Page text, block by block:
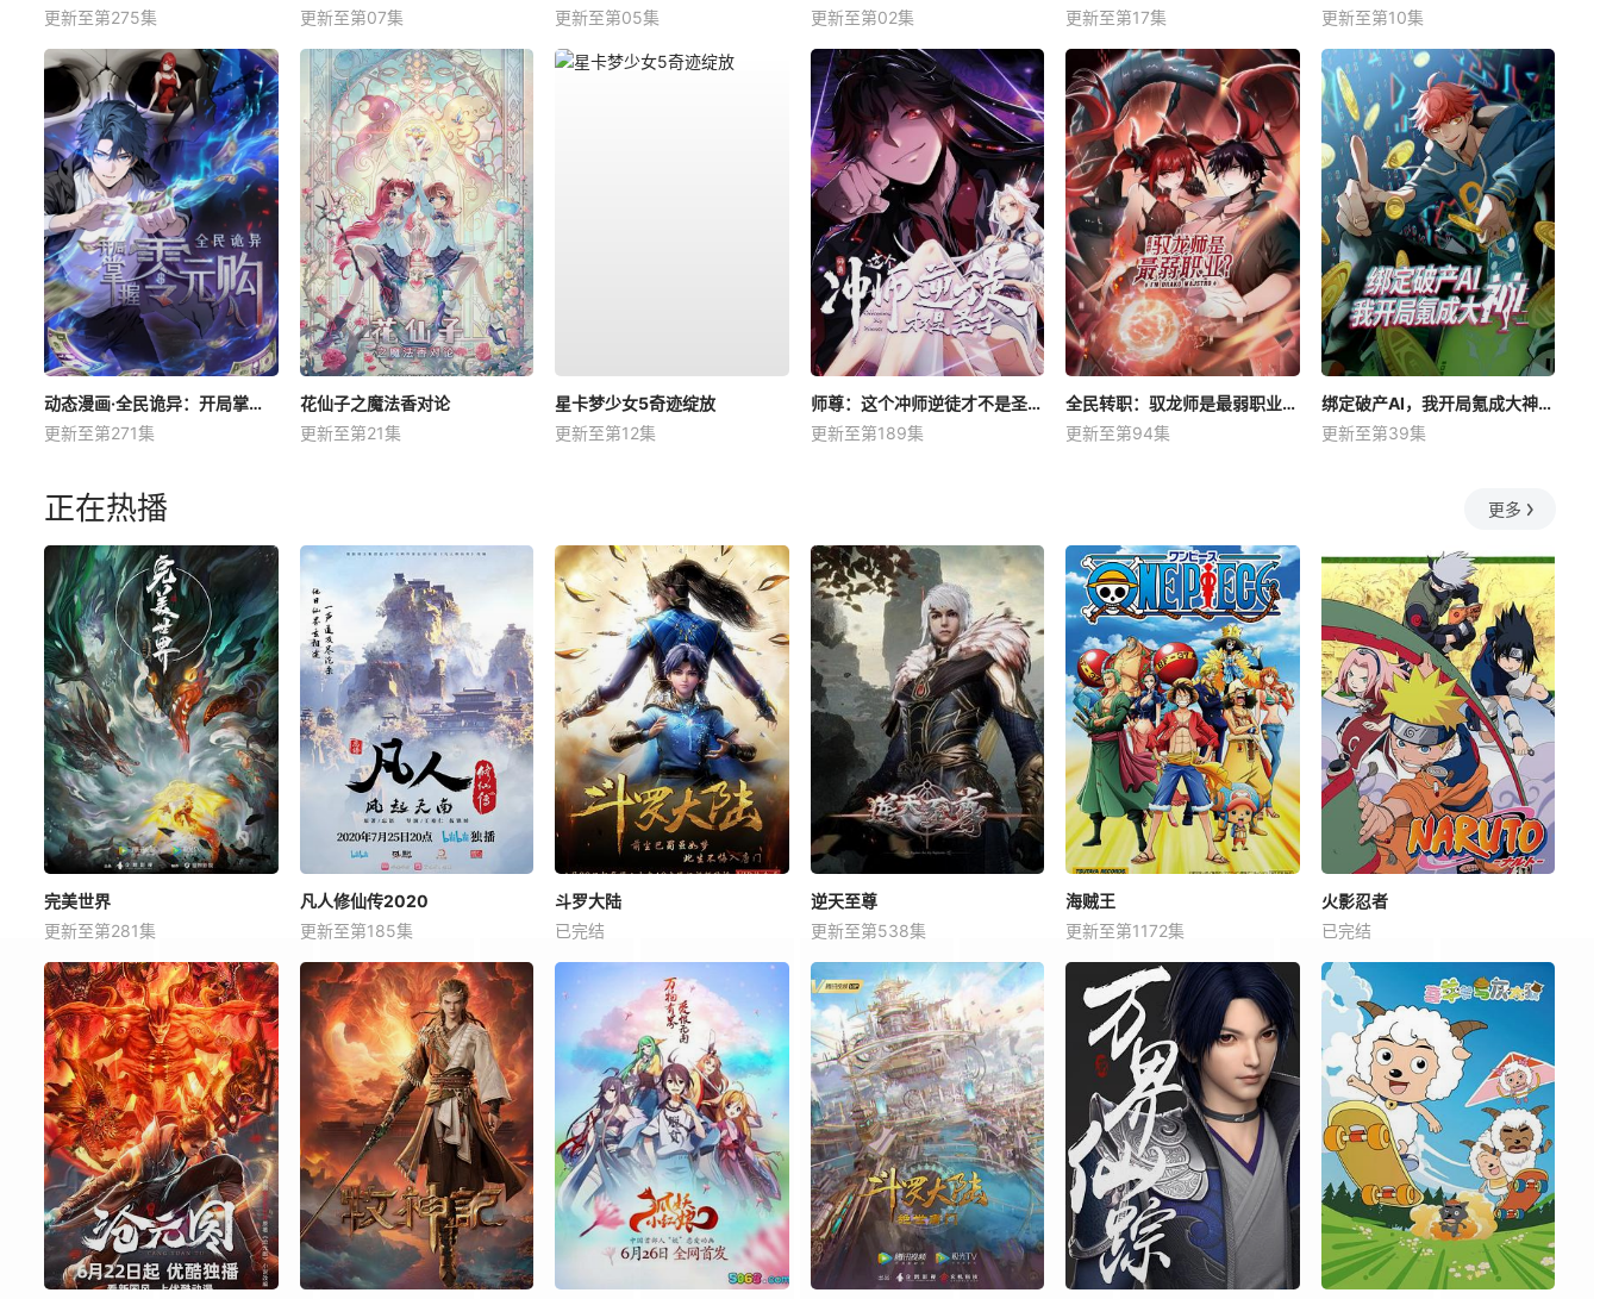
更新至第275集
更新至第07集
更新至第05集
更新至第02集
更新至第17集
更新至第10集
动态漫画·全民诡异：开局掌握零元购
更新至第271集
花仙子之魔法香对论
更新至第21集
星卡梦少女5奇迹绽放
更新至第12集
师尊：这个冲师逆徒才不是圣子动态漫
更新至第189集
全民转职：驭龙师是最弱职业？动态漫
更新至第94集
绑定破产AI，我开局氪成大神动态漫
更新至第39集
正在热播 更多
完美世界
更新至第281集
凡人修仙传2020
更新至第185集
斗罗大陆
已完结
逆天至尊
更新至第538集
海贼王
更新至第1172集
火影忍者
已完结